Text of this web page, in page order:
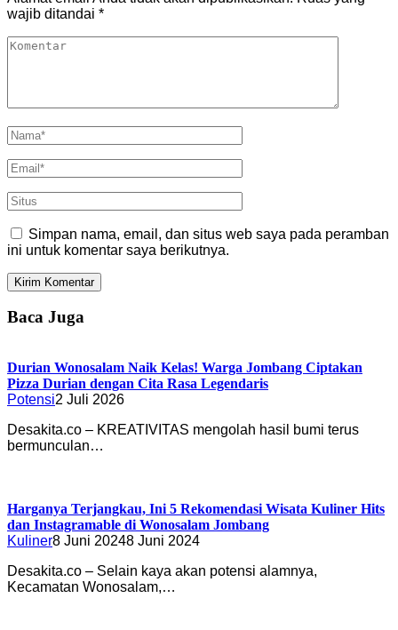
wajib ditandai *
Simpan nama, email, dan situs web saya pada peramban
ini untuk komentar saya berikutnya.
Baca Juga
Durian Wonosalam Naik Kelas! Warga Jombang Ciptakan
Pizza Durian dengan Cita Rasa Legendaris
Potensi2 Juli 2026
Desakita.co – KREATIVITAS mengolah hasil bumi terus
bermunculan…
Harganya Terjangkau, Ini 5 Rekomendasi Wisata Kuliner Hits
dan Instagramable di Wonosalam Jombang
Kuliner8 Juni 20248 Juni 2024
Desakita.co – Selain kaya akan potensi alamnya,
Kecamatan Wonosalam,…